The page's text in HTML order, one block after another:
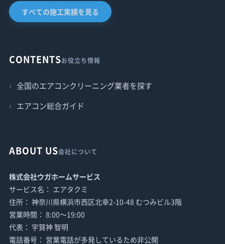
すべての施工実績を見る
CONTENTSお役立ち情報
全国のエアコンクリーニング業者を探す
エアコン総合ガイド
ABOUT US会社について
株式会社ウガホームサービス
サービス名： エアタクミ
住所： 神奈川県横浜市西区北幸2-10-48 むつみビル3階
営業時間： 8:00〜19:00
代表： 宇賀神 智明
電話番号： 営業電話が多発しているため非公開